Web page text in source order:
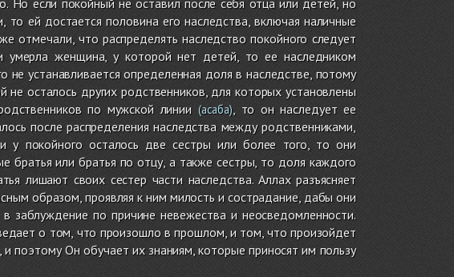
Но если покойный не оставил после себя отца или детей, но
ей достается половина его наследства, включая наличные
отмечали, что распределять наследство покойного следует
женщина, у которой нет детей, то ее наследником
устанавливается определенная доля в наследстве, потому
осталось других родственников, для которых установлены
по мужской линии (асаба), то он наследует ее
после распределения наследства между родственниками,
у покойного осталось две сестры или более того, то они
братья или братья по отцу, а также сестры, то доля каждого
лишают своих сестер части наследства. Аллах разъясняет
образом, проявляя к ним милость и сострадание, дабы они
заблуждение по причине невежества и неосведомленности.
о том, что произошло в прошлом, и том, что произойдет
поэтому Он обучает их знаниям, которые приносят им пользу